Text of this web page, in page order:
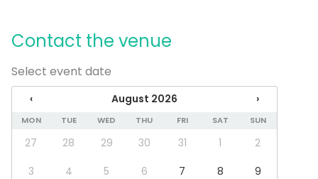
Ner.
letar efter en perfekt plats för sina fester.
Contact the venue
Select event date
‹ August 2026 ›
MON TUE WED THU FRI SAT SUN
27 28 29 30 31 1
2
3
4 5 6 7 8
9